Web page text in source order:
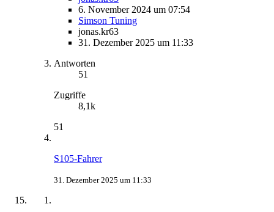
6. November 2024 um 07:54
Simson Tuning
jonas.kr63
31. Dezember 2025 um 11:33
Antworten
51
Zugriffe
8,1k
51
S105-Fahrer
31. Dezember 2025 um 11:33